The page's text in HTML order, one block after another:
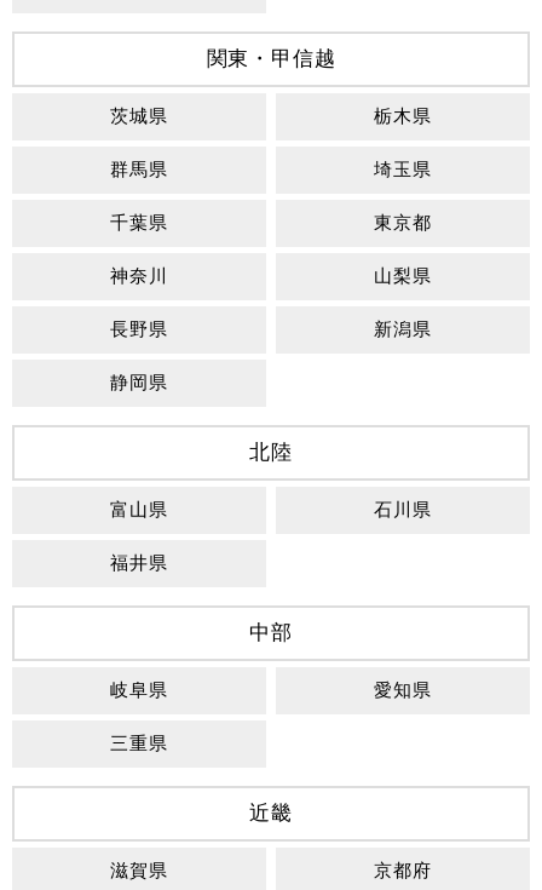
関東・甲信越
茨城県 栃木県
群馬県 埼玉県
千葉県 東京都
神奈川 山梨県
長野県 新潟県
静岡県
北陸
富山県 石川県
福井県
中部
岐阜県 愛知県
三重県
近畿
滋賀県 京都府